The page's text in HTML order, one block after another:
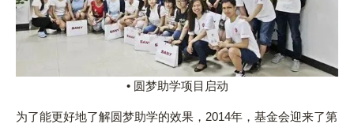
• 圆梦助学项目启动
为了能更好地了解圆梦助学的效果，2014年，基金会迎来了第